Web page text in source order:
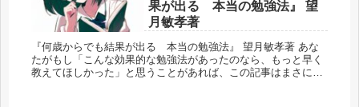
果が出る 本当の勉強法』 望
月敏孝著
『何歳からでも結果が出る 本当の勉強法』 望月敏孝著 あな
たがもし「こんな効果的な勉強法があったのなら、もっと早く
教えてほしかった」と思うことがあれば、この記事はまさにあ